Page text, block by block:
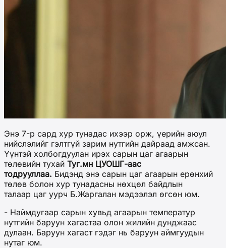
Энэ 7-р сард хур тунадас ихээр орж, үерийн аюул
нийслэлийг гэлтгүй зарим нутгийн дайраад амжсан.
Үүнтэй холбогдуулан ирэх сарын цаг агаарын
төлөвийн тухай Туг.мн ЦУОШГ-аас
тодрууллаа. Бидэнд энэ сарын цаг агаарын ерөнхий
төлөв болон хур тунадасны нөхцөл байдлын
талаар цаг уурч Б.Жаргалан мэдээлэл өгсөн юм.
- Наймдугаар сарын хувьд агаарын температур
нутгийн баруун хагастаа олон жилийн дунджаас
дулаан. Баруун хагаст гэдэг нь баруун аймгуудын
нутаг юм.